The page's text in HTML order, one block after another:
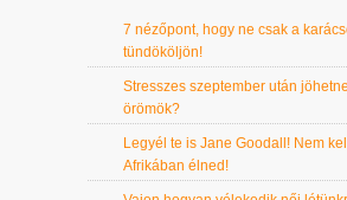
7 nézőpont, hogy ne csak a
tündököljön!
Stresszes szeptember után
örömök?
Legyél te is Jane Goodall! Nem
Afrikában élned!